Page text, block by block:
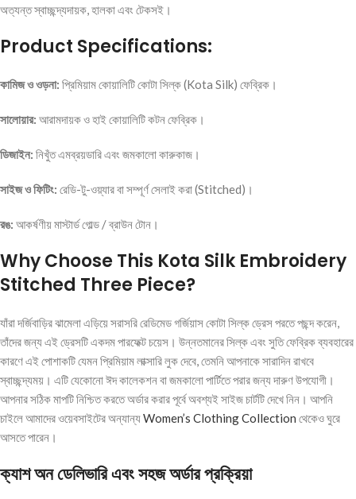
অত্যন্ত স্বাচ্ছন্দ্যদায়ক, হালকা এবং টেকসই।
Product Specifications:
কামিজ ও ওড়না: প্রিমিয়াম কোয়ালিটি কোটা সিল্ক (Kota Silk) ফেব্রিক।
সালোয়ার: আরামদায়ক ও হাই কোয়ালিটি কটন ফেব্রিক।
ডিজাইন: নিখুঁত এমব্রয়ডারি এবং জমকালো কারুকাজ।
সাইজ ও ফিটিং: রেডি-টু-ওয়্যার বা সম্পূর্ণ সেলাই করা (Stitched)।
রঙ: আকর্ষণীয় মাস্টার্ড গোল্ড / ব্রাউন টোন।
Why Choose This Kota Silk Embroidery
Stitched Three Piece?
যাঁরা দর্জিবাড়ির ঝামেলা এড়িয়ে সরাসরি রেডিমেড গর্জিয়াস কোটা সিল্ক ড্রেস পরতে পছন্দ করেন,
তাঁদের জন্য এই ড্রেসটি একদম পারফেক্ট চয়েস। উন্নতমানের সিল্ক এবং সুতি ফেব্রিক ব্যবহারের
কারণে এই পোশাকটি যেমন প্রিমিয়াম লাক্সারি লুক দেবে, তেমনি আপনাকে সারাদিন রাখবে
স্বাচ্ছন্দ্যময়। এটি যেকোনো ঈদ কালেকশন বা জমকালো পার্টিতে পরার জন্য দারুণ উপযোগী।
আপনার সঠিক মাপটি নিশ্চিত করতে অর্ডার করার পূর্বে অবশ্যই সাইজ চার্টটি দেখে নিন। আপনি
চাইলে আমাদের ওয়েবসাইটের অন্যান্যWomen’s Clothing Collection থেকেও ঘুরে
আসতে পারেন।
ক্যাশ অন ডেলিভারি এবং সহজ অর্ডার প্রক্রিয়া